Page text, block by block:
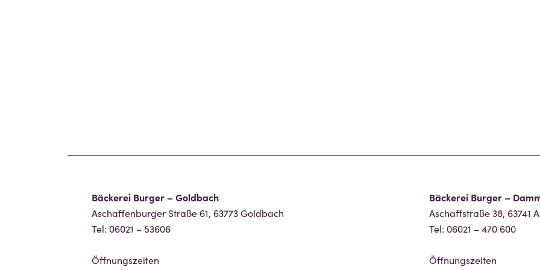
Bäckerei Burger – Goldbach
Aschaffenburger Straße 61, 63773 Goldbach
Tel: 06021 – 53606
Öffnungszeiten
Bäckerei Burger –
Aschaffstraße 38, 63741
Tel: 06021 – 470 600
Öffnungszeiten